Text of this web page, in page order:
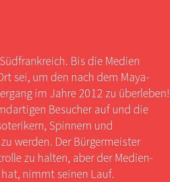
Bis die Medien
sei, um den nach dem Maya-
im Jahre 2012 zu überleben!
Besucher auf und die
Spinnern und
werden. Der Bürgermeister
zu halten, aber der Medien-
nimmt seinen Lauf.